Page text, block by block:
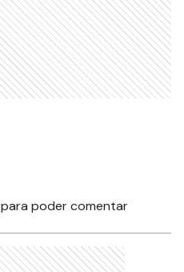
para poder comentar